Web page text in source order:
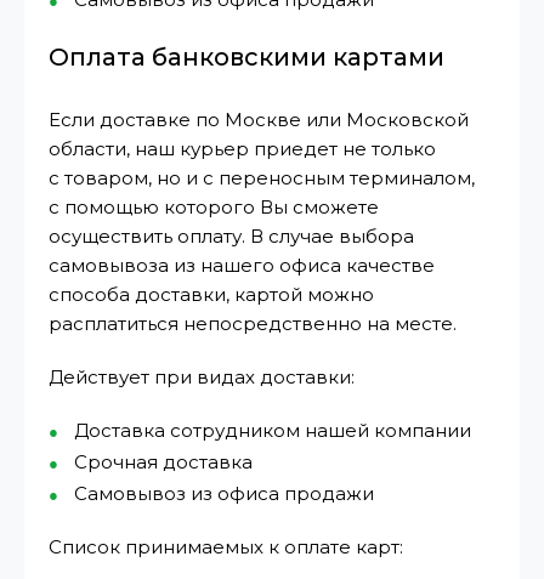
Оплата банковскими картами
Если доставке по Москве или Московской
области, наш курьер приедет не только
с товаром, но и с переносным терминалом,
с помощью которого Вы сможете
осуществить оплату. В случае выбора
самовывоза из нашего офиса качестве
способа доставки, картой можно
расплатиться непосредственно на месте.
Действует при видах доставки:
Доставка сотрудником нашей компании
Срочная доставка
Самовывоз из офиса продажи
Список принимаемых к оплате карт: